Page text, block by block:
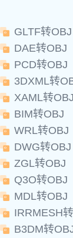
GLTF转OBJ
DAE转OBJ
PCD转OBJ
3DXML转
XAML转OBJ
BIM转OBJ
WRL转OBJ
DWG转OBJ
ZGL转OBJ
Q3O转OBJ
MDL转OBJ
IRRMESH
B3DM转